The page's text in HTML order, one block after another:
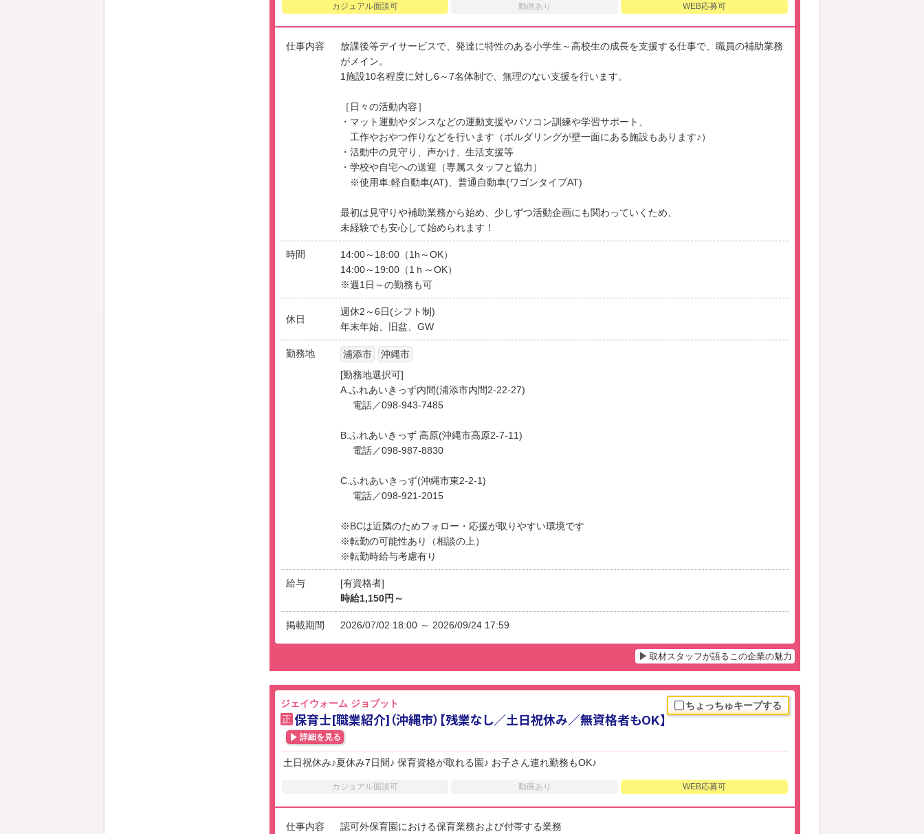
カジュアル面談可 動画あり WEB応募可
仕事内容
放課後等デイサービスで、発達に特性のある小学生～高校生の成長を支援する仕事で、職員の補助業務
がメイン。
1施設10名程度に対し6～7名体制で、無理のない支援を行います。
［日々の活動内容］
・マット運動やダンスなどの運動支援やパソコン訓練や学習サポート、
工作やおやつ作りなどを行います（ボルダリングが壁一面にある施設もあります♪）
・活動中の見守り、声かけ、生活支援等
・学校や自宅への送迎（専属スタッフと協力）
※使用車:軽自動車(AT)、普通自動車(ワゴンタイプAT)
最初は見守りや補助業務から始め、少しずつ活動企画にも関わっていくため、
未経験でも安心して始められます！
時間
14:00～18:00（1h～OK）
14:00～19:00（1ｈ～OK）
※週1日～の勤務も可
休日
週休2～6日(シフト制)
年末年始、旧盆、GW
勤務地 浦添市
沖縄市
[勤務地選択可]
A.ふれあいきっず内間(浦添市内間2-22-27)
電話／098-943-7485
B.ふれあいきっず 高原(沖縄市高原2-7-11)
電話／098-987-8830
C.ふれあいきっず(沖縄市東2-2-1)
電話／098-921-2015
※BCは近隣のためフォロー・応援が取りやすい環境です
※転勤の可能性あり（相談の上）
※転勤時給与考慮有り
給与
[有資格者]
時給1,150円～
掲載期間 2026/07/02 18:00 ～ 2026/09/24 17:59
取材スタッフが語るこの企業の魅力
ちょっちゅキープする
ジェイウォーム ジョブット
正 保育士[職業紹介]（沖縄市）【残業なし／土日祝休み／無資格者もOK】
詳細を見る
土日祝休み♪夏休み7日間♪ 保育資格が取れる園♪ お子さん連れ勤務もOK♪
カジュアル面談可 動画あり WEB応募可
仕事内容 認可外保育園における保育業務および付帯する業務